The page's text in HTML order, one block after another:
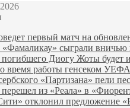
первый матч на
сыграли вничью
Диогу Жоты будет
время работы генсеком
«Партизана» пели
из «Реала» в
отклонил предложение